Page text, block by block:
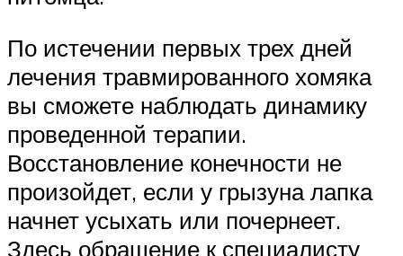
По истечении первых трех дней
лечения травмированного хомяка
вы сможете наблюдать динамику
проведенной терапии.
Восстановление конечности не
произойдет, если у грызуна лапка
начнет усыхать или почернеет.
Здесь обращение к специалисту